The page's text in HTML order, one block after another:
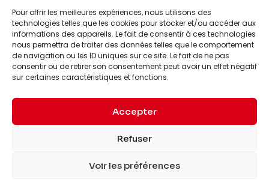
Pour offrir les meilleures expériences, nous utilisons des
technologies telles que les cookies pour stocker et/ou accéder aux
informations des appareils. Le fait de consentir à ces technologies
nous permettra de traiter des données telles que le comportement
de navigation ou les ID uniques sur ce site. Le fait de ne pas
consentir ou de retirer son consentement peut avoir un effet négatif
sur certaines caractéristiques et fonctions.
Accepter
Refuser
Voir les préférences
LUNDI-DIMANCHE
FERMÉ
© 2026 Nipponzilla. Tous
Mentions